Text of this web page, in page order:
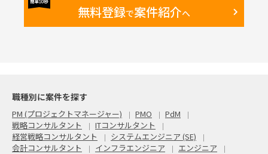
無料登録で案件紹介へ
職種別に案件を探す
PM (プロジェクトマネージャー) PMO
PdM
戦略コンサルタント
ITコンサルタント
経営戦略コンサルタント
システムエンジニア (SE)
会計コンサルタント
インフラエンジニア エンジニア